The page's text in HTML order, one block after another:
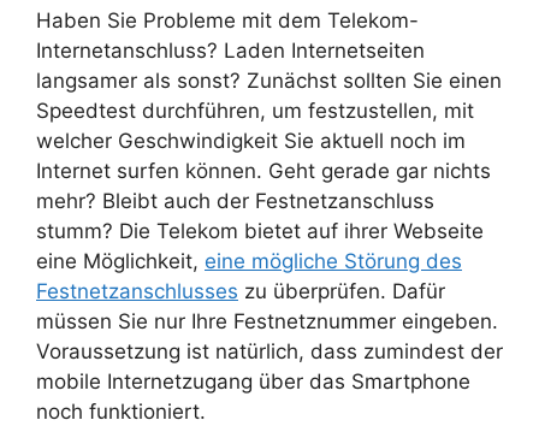
Haben Sie Probleme mit dem Telekom-
Internetanschluss? Laden Internetseiten
langsamer als sonst? Zunächst sollten Sie einen
Speedtest durchführen, um festzustellen, mit
welcher Geschwindigkeit Sie aktuell noch im
Internet surfen können. Geht gerade gar nichts
mehr? Bleibt auch der Festnetzanschluss
stumm? Die Telekom bietet auf ihrer Webseite
eine Möglichkeit, eine mögliche Störung des
Festnetzanschlusses zu überprüfen. Dafür
müssen Sie nur Ihre Festnetznummer eingeben.
Voraussetzung ist natürlich, dass zumindest der
mobile Internetzugang über das Smartphone
noch funktioniert.